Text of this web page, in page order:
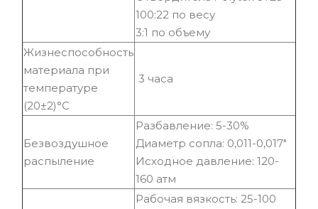
100:22 по весу
3:1 по объему
Жизнеспособность
материала при
температуре
(20±2)°С
3 часа
Безвоздушное
распыление
Разбавление: 5-30%
Диаметр сопла: 0,011-0,017"
Исходное давление: 120-
160 атм
Рабочая вязкость: 25-100